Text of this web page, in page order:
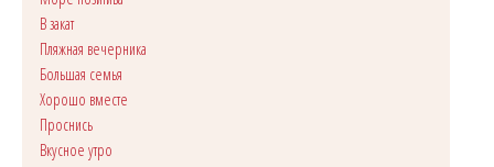
В закат
Пляжная вечерника
Большая семья
Хорошо вместе
Проснись
Вкусное утро